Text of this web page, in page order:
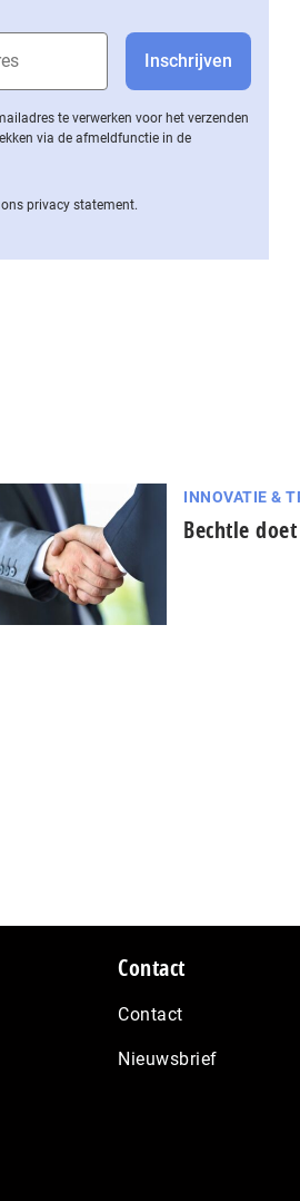
te verwerken voor het verzenden
via de af­meld­func­tie in de
privacy statement.
INNOVATIE &
Bechtle
Contact
Contact
Nieuwsbrief